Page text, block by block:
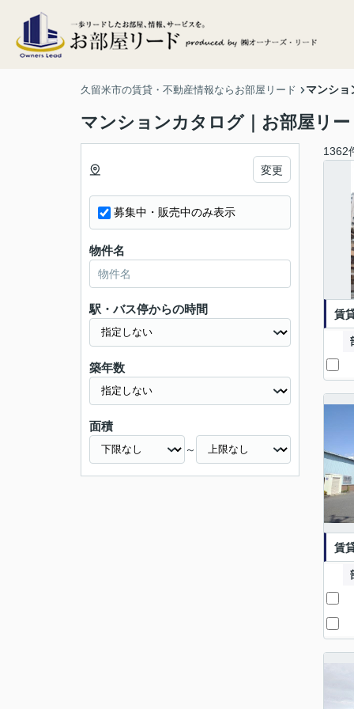
久留米市の賃貸・不動産情報ならお部屋リード マンショ
マンションカタログ｜お部屋リー
変更
募集中・販売中のみ表示
物件名
駅・バス停からの時間
築年数
面積
～
1362
賃
賃